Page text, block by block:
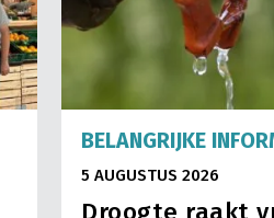
BELANGRIJKE
5 AUGUSTUS 2026
Droogte raakt